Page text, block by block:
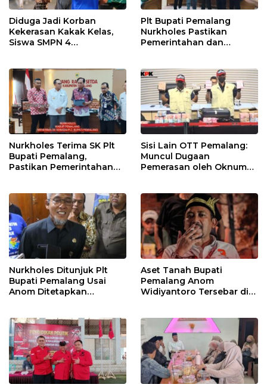
Diduga Jadi Korban
Kekerasan Kakak Kelas,
Siswa SMPN 4
Plt Bupati Pemalang
Nurkholes Pastikan
Pemerintahan dan
Nurkholes Terima SK Plt
Bupati Pemalang,
Pastikan Pemerintahan
Sisi Lain OTT Pemalang:
Muncul Dugaan
Pemerasan oleh Oknum
Nurkholes Ditunjuk Plt
Bupati Pemalang Usai
Anom Ditetapkan
Aset Tanah Bupati
Pemalang Anom
Widiyantoro Tersebar di